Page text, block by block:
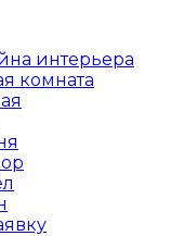
интерьера
комната